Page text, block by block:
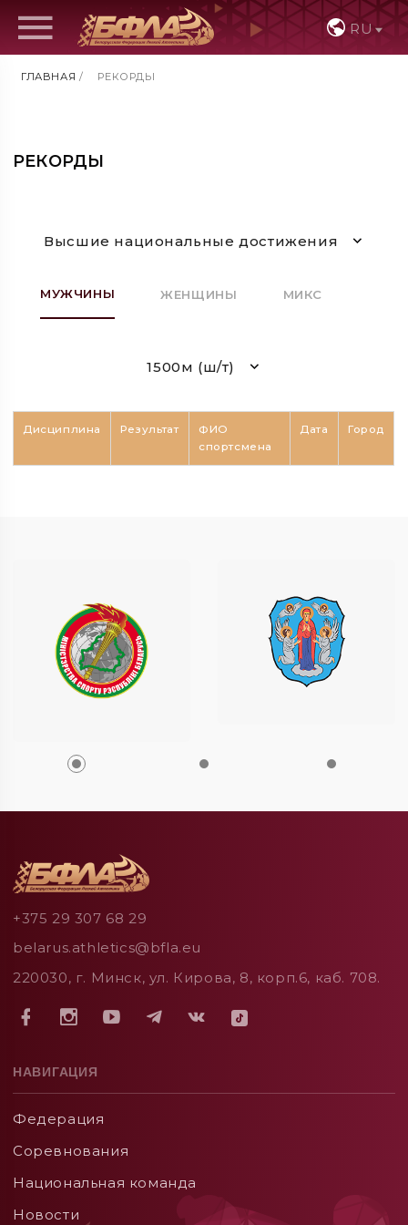
RU
ГЛАВНАЯ / РЕКОРДЫ
РЕКОРДЫ
Высшие национальные достижения
МУЖЧИНЫ ЖЕНЩИНЫ МИКС
1500м (ш/т)
Дисциплина Результат
ФИО
спортсмена
Дата Город
+375 29 307 68 29
belarus.athletics@bfla.eu
220030, г. Минск, ул. Кирова, 8, корп.6, каб. 708.
НАВИГАЦИЯ
Федерация
Соревнования
Национальная команда
Новости